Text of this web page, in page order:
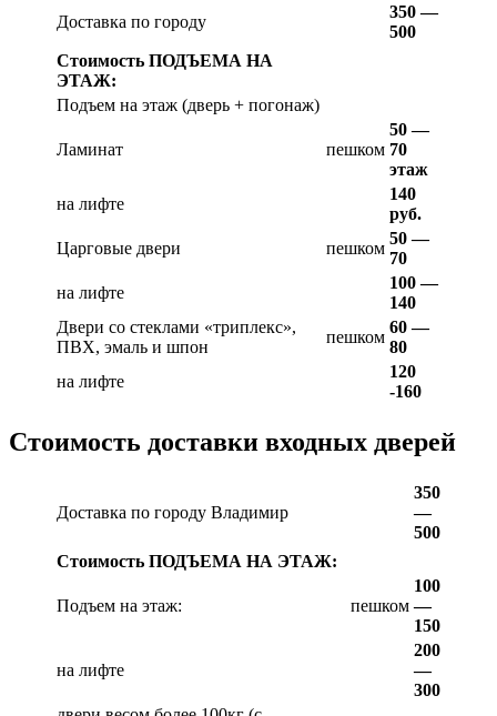
Доставка по городу
350 —
500
Стоимость ПОДЪЕМА НА
ЭТАЖ:
Подъем на этаж (дверь + погонаж)
Ламинат пешком
50 —
70
этаж
на лифте
140
руб.
Царговые двери
пешком
50 —
70
на лифте
100 —
140
Двери со стеклами «триплекс»,
ПВХ, эмаль и шпон
пешком
60 —
80
на лифте
120
-160
Стоимость доставки входных дверей
Доставка по городу Владимир
350
—
500
Стоимость ПОДЪЕМА НА ЭТАЖ:
Подъем на этаж: пешком
100
—
150
на лифте
200
—
300